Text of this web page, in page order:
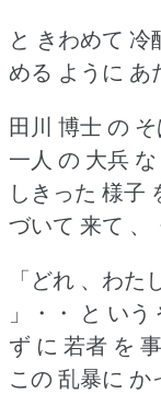
と きわめて
める ように あ
田川 博士 の
一人 の 大兵
しきった 様子
づいて 来て 、
「どれ 、わた
」・・ と いう
ず に 若者 を
この 乱暴に か